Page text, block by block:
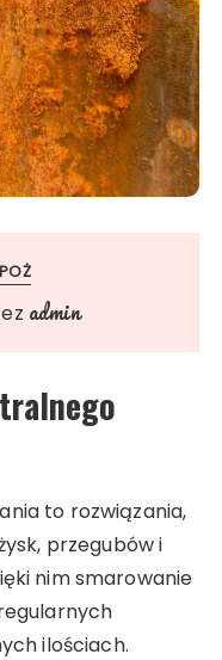
admin
to rozwiązania,
przegubów i
nim smarowanie
ilościach.